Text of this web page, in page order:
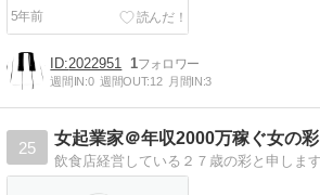
5年前
2022951 1
週間IN:0 週間OUT:12 月間IN:3
25
女起業家＠年収2000万稼ぐ女の彩